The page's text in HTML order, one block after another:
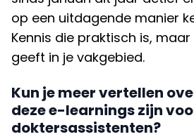
op een uitdagende manier
Kennis die praktisch is,
geeft in je vakgebied.
Kun je meer vertellen
deze e-learnings zijn
doktersassistenten?